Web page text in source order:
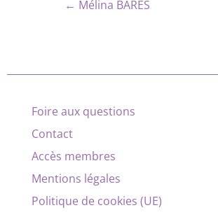
← Mélina BARES
Foire aux questions
Contact
Accès membres
Mentions légales
Politique de cookies (UE)